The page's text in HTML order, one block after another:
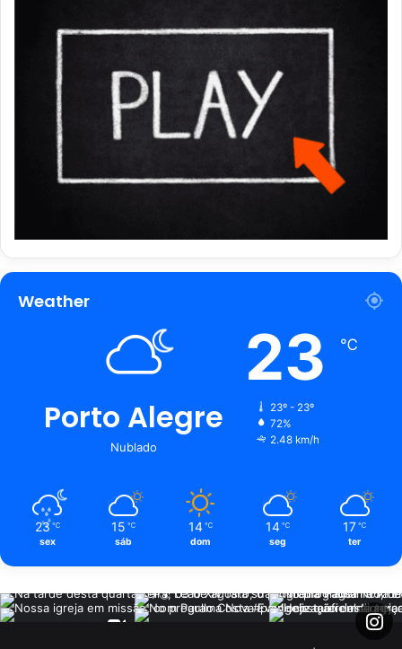
Weather
Porto Alegre
Nublado
23 ℃
23º - 23º
72%
2.48 km/h
23 ℃
sex
15 ℃
sáb
14 ℃
dom
14 ℃
seg
17 ℃
ter